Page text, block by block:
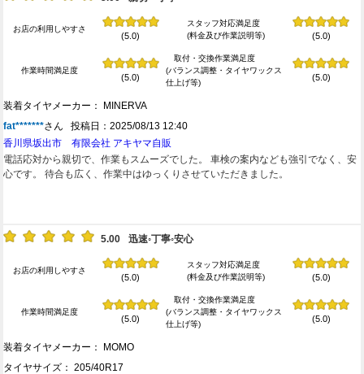
お店の利用しやすさ
(5.0)
スタッフ対応満足度
(料金及び作業説明等)
(5.0)
作業時間満足度
(5.0)
取付・交換作業満足度
(バランス調整・タイヤワックス
仕上げ等)
(5.0)
装着タイヤメーカー： MINERVA
fat*******さん 投稿日：2025/08/13 12:40
香川県坂出市 有限会社 アキヤマ自販
電話応対から親切で、作業もスムーズでした。 車検の案内なども強引でなく、安
心です。 待合も広く、作業中はゆっくりさせていただきました。
5.00 迅速◦丁寧◦安心
お店の利用しやすさ
(5.0)
スタッフ対応満足度
(料金及び作業説明等)
(5.0)
作業時間満足度
(5.0)
取付・交換作業満足度
(バランス調整・タイヤワックス
仕上げ等)
(5.0)
装着タイヤメーカー： MOMO
タイヤサイズ： 205/40R17